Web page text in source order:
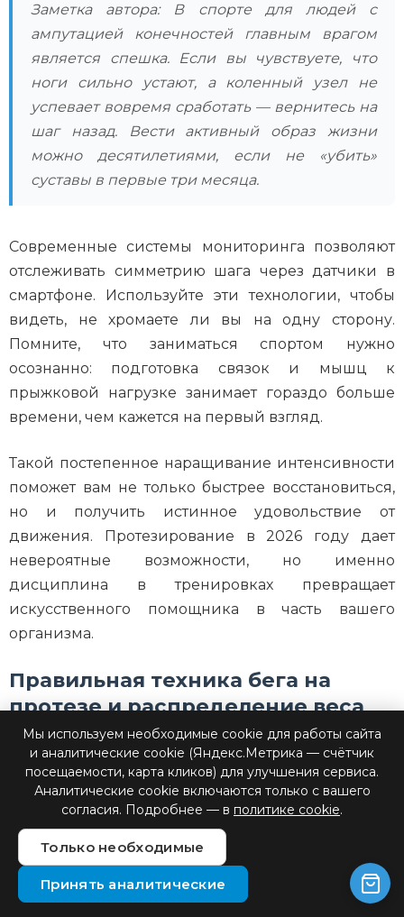
Заметка автора: В спорте для людей с
ампутацией конечностей главным врагом
является спешка. Если вы чувствуете, что
ноги сильно устают, а коленный узел не
успевает вовремя сработать — вернитесь на
шаг назад. Вести активный образ жизни
можно десятилетиями, если не «убить»
суставы в первые три месяца.
Современные системы мониторинга позволяют
отслеживать симметрию шага через датчики в
смартфоне. Используйте эти технологии, чтобы
видеть, не хромаете ли вы на одну сторону.
Помните, что заниматься спортом нужно
осознанно: подготовка связок и мышц к
прыжковой нагрузке занимает гораздо больше
времени, чем кажется на первый взгляд.
Такой постепенное наращивание интенсивности
поможет вам не только быстрее восстановиться,
но и получить истинное удовольствие от
движения. Протезирование в 2026 году дает
невероятные возможности, но именно
дисциплина в тренировках превращает
искусственного помощника в часть вашего
организма.
Правильная техника бега на
протезе и распределение веса
тела
Освоение правильной биомеханики — это
фундамент, который отличает хаотичное
перемещение от профессионального спорта.
Специалисты по биомеханике подчеркивают:
главная задача атлета — научить мозг доверять
амортизации, которую обеспечивают
Мы используем необходимые cookie для работы сайта
и аналитические cookie (Яндекс.Метрика — счётчик
посещаемости, карта кликов) для улучшения сервиса.
Аналитические cookie включаются только с вашего
согласия. Подробнее — в политике cookie.
Только необходимые
Принять аналитические